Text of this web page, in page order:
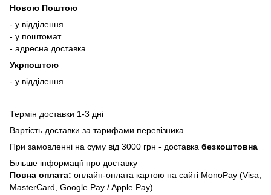
Новою Поштою
- у відділення
- у поштомат
- адресна доставка
Укрпоштою
- у відділення
Термін доставки 1-3 дні
Вартість доставки за тарифами перевізника.
При замовленні на суму від 3000 грн - доставка безкоштовна
Більше інформації про доставку
Повна оплата: онлайн-оплата картою на сайті MonoPay (Visa,
MasterCard, Google Pay / Apple Pay)